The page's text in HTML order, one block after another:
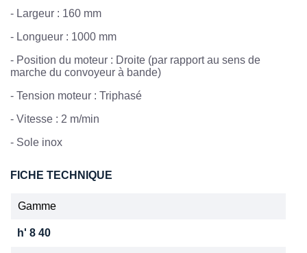
- Largeur : 160 mm
- Longueur : 1000 mm
- Position du moteur : Droite (par rapport au sens de
marche du convoyeur à bande)
- Tension moteur : Triphasé
- Vitesse : 2 m/min
- Sole inox
FICHE TECHNIQUE
Gamme
h' 8 40